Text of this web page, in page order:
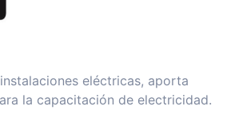
eléctricas, aporta
la capacitación de electricidad.